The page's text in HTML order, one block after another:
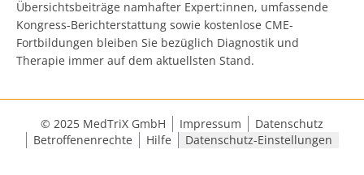
Übersichtsbeiträge namhafter Expert:innen, umfassende
Kongress-Berichterstattung sowie kostenlose CME-
Fortbildungen bleiben Sie bezüglich Diagnostik und
Therapie immer auf dem aktuellsten Stand.
© 2025 MedTriX GmbH Impressum
Datenschutz
Betroffenenrechte
Hilfe Datenschutz-Einstellungen